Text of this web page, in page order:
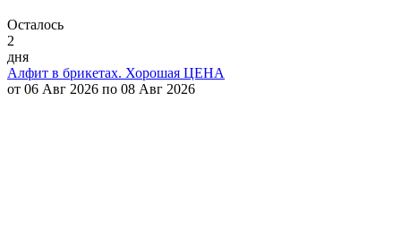
Осталось
2
дня
Алфит в брикетах. Хорошая ЦЕНА
от 06 Авг 2026 по 08 Авг 2026